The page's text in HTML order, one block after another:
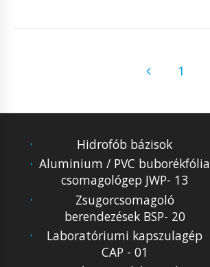
1
Hidrofób bázisok
Aluminium / PVC buborékfólia
csomagológep JWP- 13
Zsugorcsomagoló
berendezések BSP- 20
Laboratóriumi kapszulagép
CAP - 01